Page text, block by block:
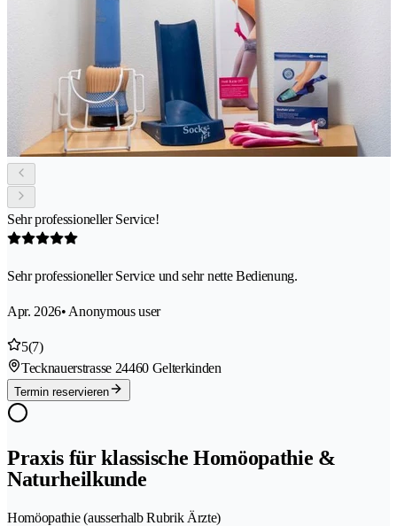
Sehr professioneller Service!
Sehr professioneller Service und sehr nette Bedienung.
Apr. 2026• Anonymous user
5(7)
Tecknauerstrasse 24460 Gelterkinden
Termin reservieren
Praxis für klassische Homöopathie &
Naturheilkunde
Homöopathie (ausserhalb Rubrik Ärzte)